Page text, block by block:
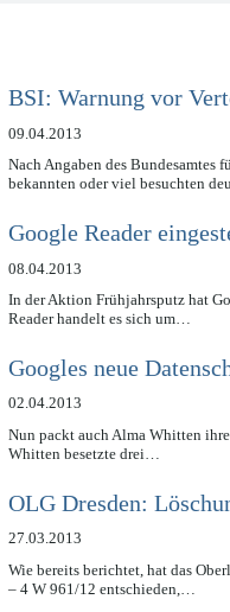
BSI: Warnung vor
09.04.2013
Nach Angaben des
bekannten oder viel besuchten
Google Reader
08.04.2013
In der Aktion Frühjahrsputz hat
Reader handelt es sich um…
Googles neue
02.04.2013
Nun packt auch Alma Whitten
Whitten besetzte drei…
OLG Dresden:
27.03.2013
Wie bereits berichtet, hat das
– 4 W 961/12 entschieden,…